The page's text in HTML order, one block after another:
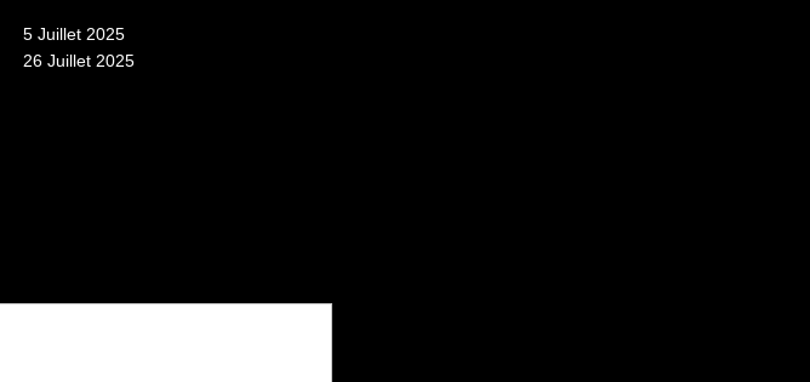
5 Juillet 2025
26 Juillet 2025